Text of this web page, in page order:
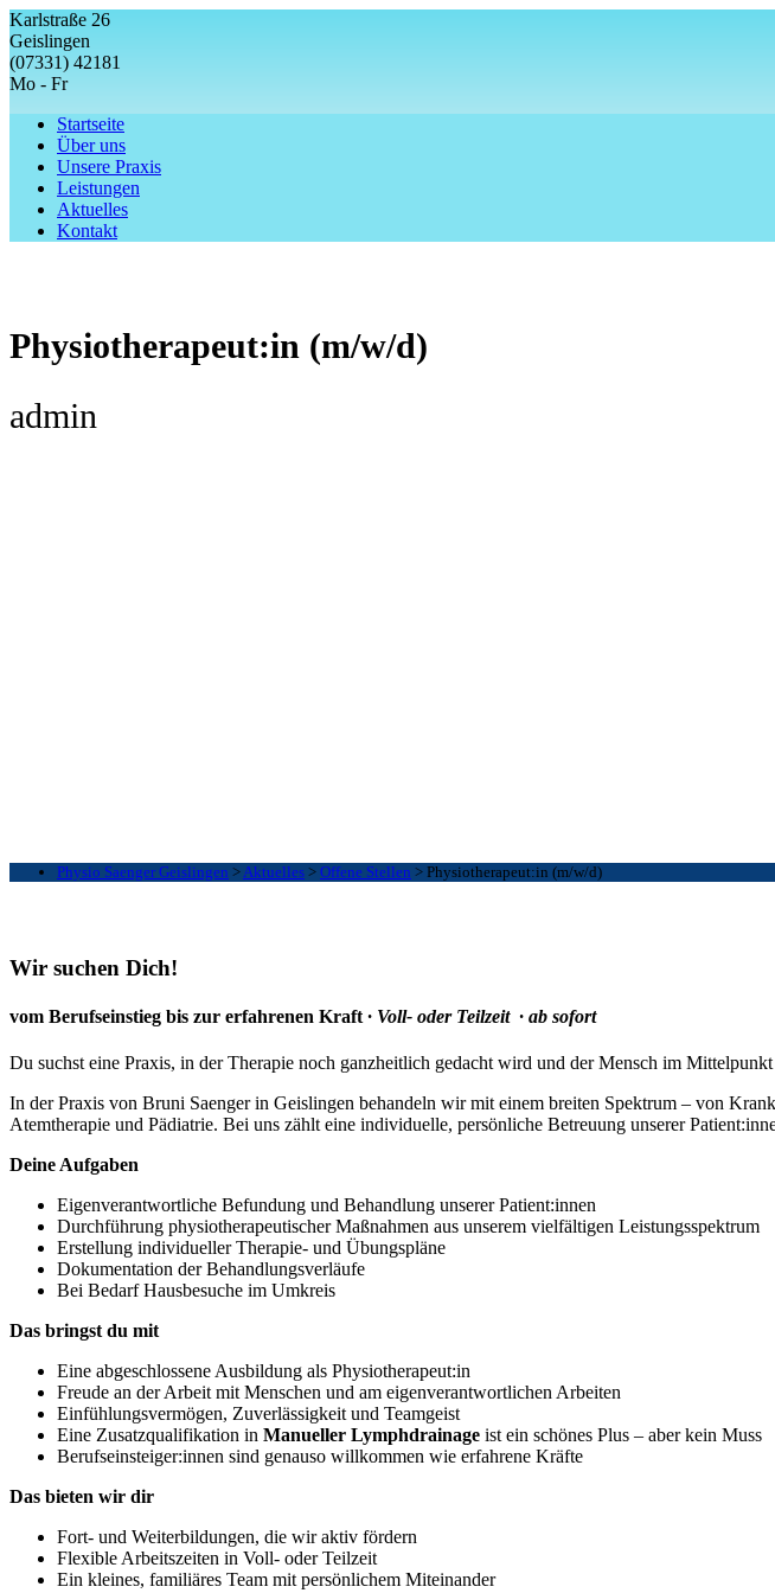
Karlstraße 26
Geislingen
(07331) 42181
Mo - Fr
Startseite
Über uns
Unsere Praxis
Leistungen
Aktuelles
Kontakt
Physiotherapeut:in (m/w/d)
admin
Physio Saenger Geislingen > Aktuelles > Offene Stellen > Physiotherapeut:in (m/w/d)
Wir suchen Dich!
vom Berufseinstieg bis zur erfahrenen Kraft · Voll- oder Teilzeit · ab sofort
Du suchst eine Praxis, in der Therapie noch ganzheitlich gedacht wird und der Mensch im
In der Praxis von Bruni Saenger in Geislingen behandeln wir mit einem breiten Spektrum – von
Atemtherapie und Pädiatrie. Bei uns zählt eine individuelle, persönliche Betreuung unserer
Deine Aufgaben
Eigenverantwortliche Befundung und Behandlung unserer Patient:innen
Durchführung physiotherapeutischer Maßnahmen aus unserem vielfältigen Leistungsspektrum
Erstellung individueller Therapie- und Übungspläne
Dokumentation der Behandlungsverläufe
Bei Bedarf Hausbesuche im Umkreis
Das bringst du mit
Eine abgeschlossene Ausbildung als Physiotherapeut:in
Freude an der Arbeit mit Menschen und am eigenverantwortlichen Arbeiten
Einfühlungsvermögen, Zuverlässigkeit und Teamgeist
Eine Zusatzqualifikation in Manueller Lymphdrainage ist ein schönes Plus – aber kein Muss
Berufseinsteiger:innen sind genauso willkommen wie erfahrene Kräfte
Das bieten wir dir
Fort- und Weiterbildungen, die wir aktiv fördern
Flexible Arbeitszeiten in Voll- oder Teilzeit
Ein kleines, familiäres Team mit persönlichem Miteinander